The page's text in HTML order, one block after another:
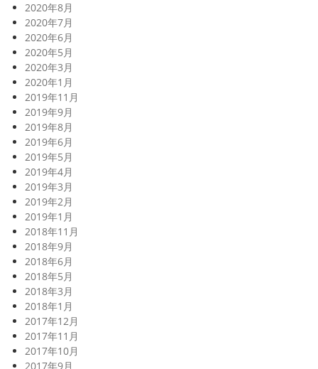
2020年8月
2020年7月
2020年6月
2020年5月
2020年3月
2020年1月
2019年11月
2019年9月
2019年8月
2019年6月
2019年5月
2019年4月
2019年3月
2019年2月
2019年1月
2018年11月
2018年9月
2018年6月
2018年5月
2018年3月
2018年1月
2017年12月
2017年11月
2017年10月
2017年9月